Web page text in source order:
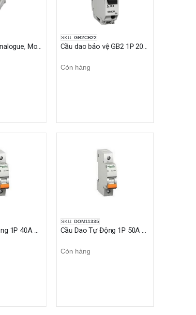
Cáp Ngõ vào Analogue, Modicon M221, 1m
SKU: GB2CB22
Cầu dao bảo vệ GB2 1P 20A 1.5KA
Còn hàng
Cầu Dao Tự Động 1P 40A C 4.5kA Domae
SKU: DOM11335
Cầu Dao Tự Động 1P 50A C 4.5kA Domae
Còn hàng